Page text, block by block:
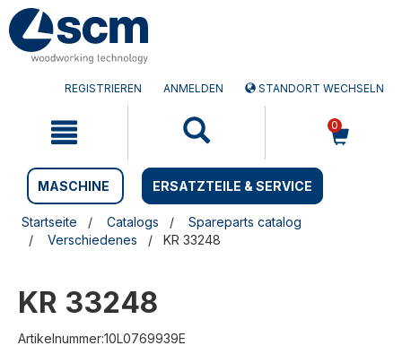
Zum
Inhalt
springen
Zum
Navigationsmen�
springen
REGISTRIEREN ANMELDEN STANDORT WECHSELN
0
MASCHINE ERSATZTEILE & SERVICE
Startseite Catalogs
Spareparts catalog
Verschiedenes
KR 33248
KR 33248
Artikelnummer:10L0769939E